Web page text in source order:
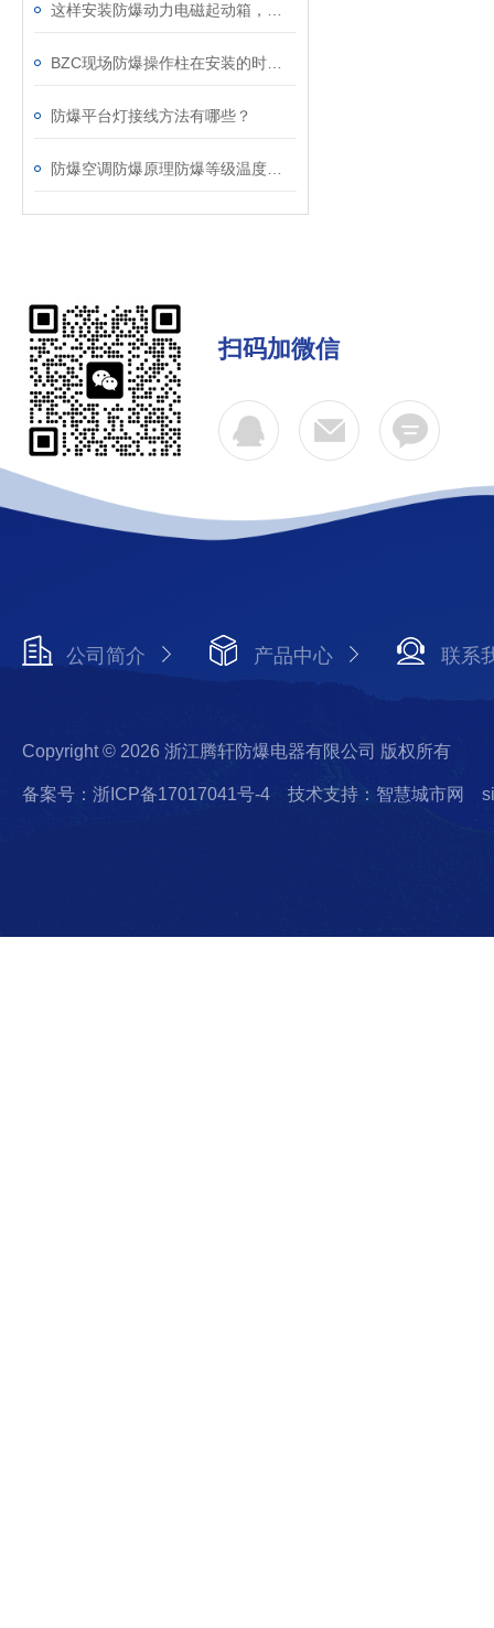
防爆平台灯接线方法有哪些？
扫码加微信
公司简介 产品中心 联系
Copyright © 2026 浙江腾轩防爆电器有限公司 版权所有
备案号：浙ICP备17017041号-4 技术支持：智慧城市网